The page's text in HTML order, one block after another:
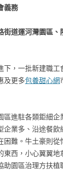
義務
街道運河灣園區、
下，一批新建職
及更多包養甜心網
區進駐各類鉅細
企業多、沿途餐
困難。牛土豪則從
東西，小心翼翼地
助園區治理方扶